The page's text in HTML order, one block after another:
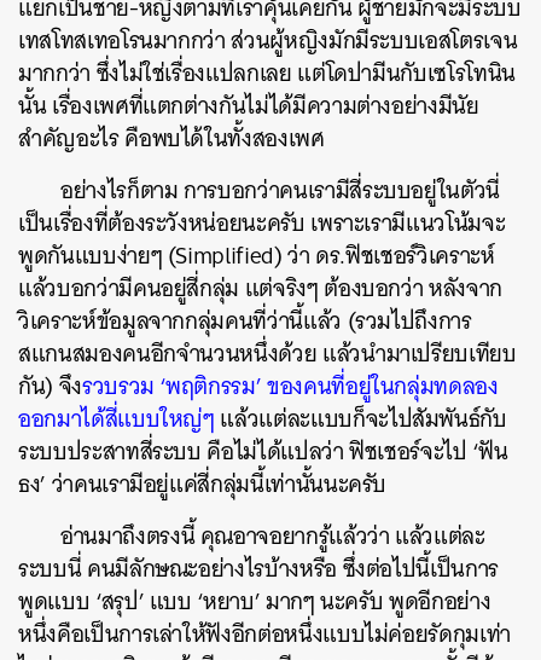
เทสโทสเทอโรนมากกว่า ส่วนผู้หญิงมักมีระบบเอสโตรเจน
มากกว่า ซึ่งไม่ใช่เรื่องแปลกเลย แต่โดปามีนกับเซโรโทนิน
นั้น เรื่องเพศที่แตกต่างกันไม่ได้มีความต่างอย่างมีนัย
สำคัญอะไร คือพบได้ในทั้งสองเพศ
อย่างไรก็ตาม การบอกว่าคนเรามีสี่ระบบอยู่ในตัวนี่
เป็นเรื่องที่ต้องระวังหน่อยนะครับ เพราะเรามีแนวโน้มจะ
พูดกันแบบง่ายๆ (Simplified) ว่า ดร.ฟิชเชอร์วิเคราะห์
แล้วบอกว่ามีคนอยู่สี่กลุ่ม แต่จริงๆ ต้องบอกว่า หลังจาก
วิเคราะห์ข้อมูลจากกลุ่มคนที่ว่านี้แล้ว (รวมไปถึงการ
สแกนสมองคนอีกจำนวนหนึ่งด้วย แล้วนำมาเปรียบเทียบ
กัน) จึงรวบรวม ‘พฤติกรรม’ ของคนที่อยู่ในกลุ่มทดลอง
ออกมาได้สี่แบบใหญ่ๆแล้วแต่ละแบบก็จะไปสัมพันธ์กับ
ระบบประสาทสี่ระบบ คือไม่ได้แปลว่า ฟิชเชอร์จะไป ‘ฟัน
ธง’ ว่าคนเรามีอยู่แค่สี่กลุ่มนี้เท่านั้นนะครับ
อ่านมาถึงตรงนี้ คุณอาจอยากรู้แล้วว่า แล้วแต่ละ
ระบบนี่ คนมีลักษณะอย่างไรบ้างหรือ ซึ่งต่อไปนี้เป็นการ
พูดแบบ ‘สรุป’ แบบ ‘หยาบ’ มากๆ นะครับ พูดอีกอย่าง
หนึ่งคือเป็นการเล่าให้ฟังอีกต่อหนึ่งแบบไม่ค่อยรัดกุมเท่า
ค้นหา
SHARE TWEET LINE